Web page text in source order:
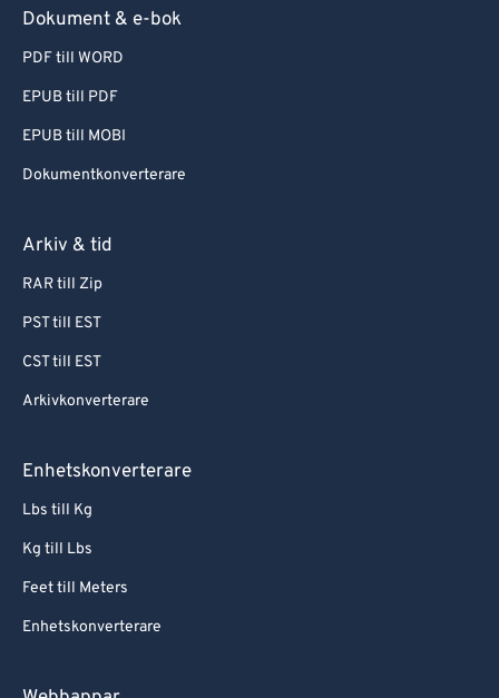
Dokument & e-bok
PDF till WORD
EPUB till PDF
EPUB till MOBI
Dokumentkonverterare
Arkiv & tid
RAR till Zip
PST till EST
CST till EST
Arkivkonverterare
Enhetskonverterare
Lbs till Kg
Kg till Lbs
Feet till Meters
Enhetskonverterare